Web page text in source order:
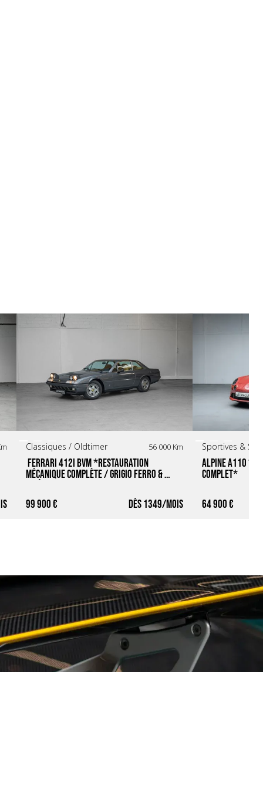
Classiques / Oldtimer 56 000 Km
Ferrari 412i BVM *Restauration
mécanique complète / Grigio Ferro &
99 900 €
1349
Sportives &
Alpine A110
Complet*
64 900 €